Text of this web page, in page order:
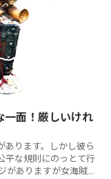
一面！厳しいけれ
あります。しかし彼ら
平な規則にのっとて行
がありますが女海賊